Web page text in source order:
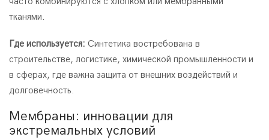
тканями.
Где используется: Синтетика востребована в
строительстве, логистике, химической промышленности и
в сферах, где важна защита от внешних воздействий и
долговечность.
Мембраны: инновации для
экстремальных условий